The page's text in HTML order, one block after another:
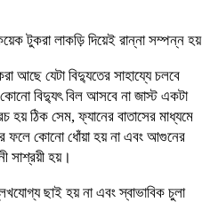
টুকরা লাকড়ি দিয়েই রান্না সম্পন্ন হয়
আছে যেটা বিদ্যুতের সাহায্যে চলবে
বিদ্যুৎ বিল আসবে না জাস্ট একটা
হয় ঠিক সেম, ফ্যানের বাতাসের মাধ্যমে
করে ফলে কোনো ধোঁয়া হয় না এবং আগুনের
সাশ্রয়ী হয়।
ছাই হয় না এবং স্বাভাবিক চুলা